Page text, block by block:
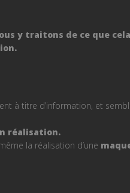
y traitons de ce que cela
à titre d’information, et
réalisation.
la réalisation d’une